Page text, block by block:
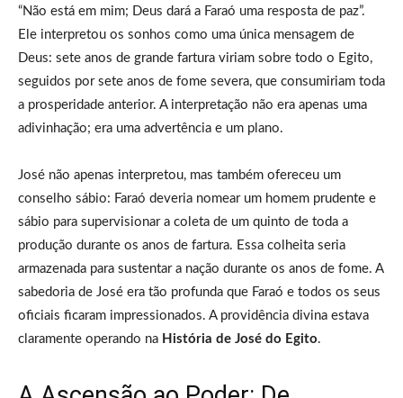
“Não está em mim; Deus dará a Faraó uma resposta de paz”.
Ele interpretou os sonhos como uma única mensagem de
Deus: sete anos de grande fartura viriam sobre todo o Egito,
seguidos por sete anos de fome severa, que consumiriam toda
a prosperidade anterior. A interpretação não era apenas uma
adivinhação; era uma advertência e um plano.
José não apenas interpretou, mas também ofereceu um
conselho sábio: Faraó deveria nomear um homem prudente e
sábio para supervisionar a coleta de um quinto de toda a
produção durante os anos de fartura. Essa colheita seria
armazenada para sustentar a nação durante os anos de fome. A
sabedoria de José era tão profunda que Faraó e todos os seus
oficiais ficaram impressionados. A providência divina estava
claramente operando na História de José do Egito.